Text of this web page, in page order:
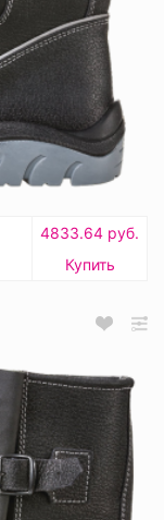
4833.64 руб.
Купить